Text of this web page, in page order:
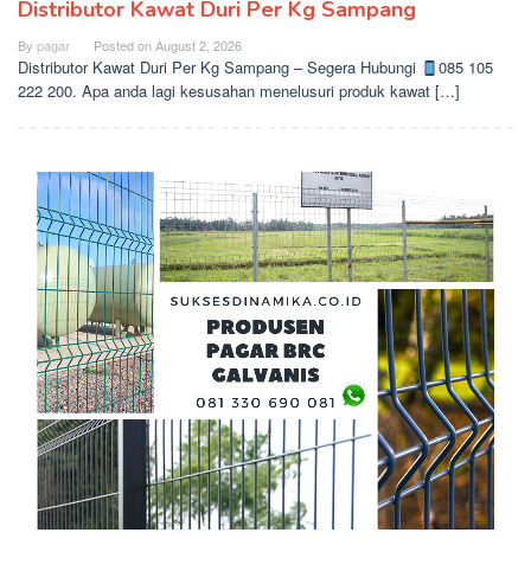
Distributor Kawat Duri Per Kg Sampang
By pagar Posted onAugust 2, 2026
Distributor Kawat Duri Per Kg Sampang – Segera Hubungi
085 105
222 200. Apa anda lagi kesusahan menelusuri produk kawat […]